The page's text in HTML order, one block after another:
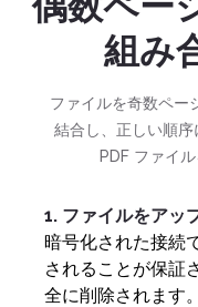
組み
ファイルを奇数ペー
結合し、正しい順
PDF ファイ
1. ファイルをアッ
暗号化された接続
されることが保証
全に削除されます。